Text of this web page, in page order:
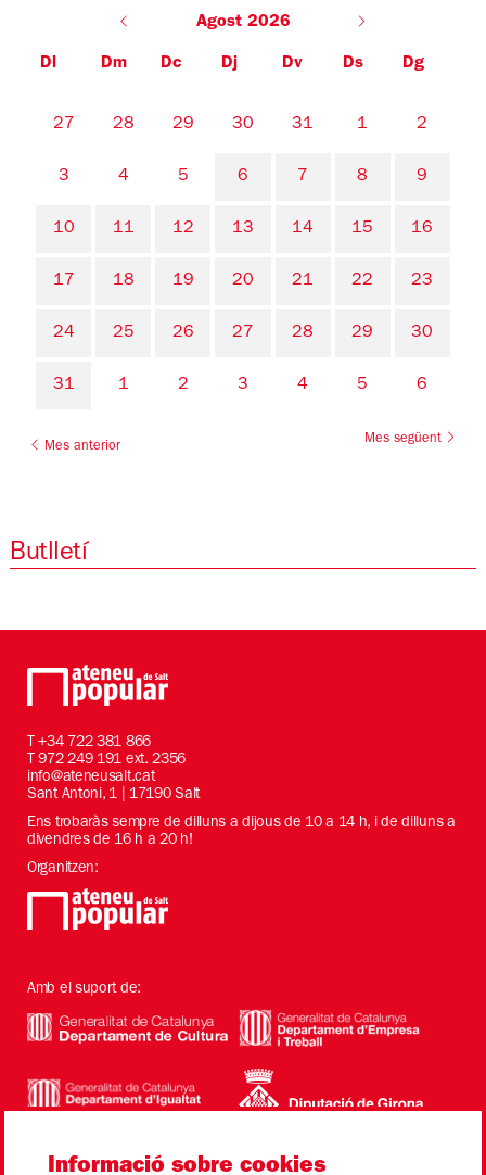
Agost 2026
Dl Dm Dc Dj Dv Ds Dg
No hi ha cap activitat aquest mes
27 28 29 30 31 1 2
3 4 5 6 7 8 9
10 11 12 13 14 15 16
17 18 19 20 21 22 23
24 25 26 27 28 29 30
31 1 2 3 4 5 6
Mes anterior
Mes següent
Butlletí
T+34 722 381 866
T 972 249 191 ext. 2356
info@ateneusalt.cat
Sant Antoni, 1 | 17190 Salt
Ens trobaràs sempre de dilluns a dijous de 10 a 14 h, i de dilluns a
divendres de 16 h a 20 h!
Organitzen:
Amb el suport de:
Informació sobre cookies